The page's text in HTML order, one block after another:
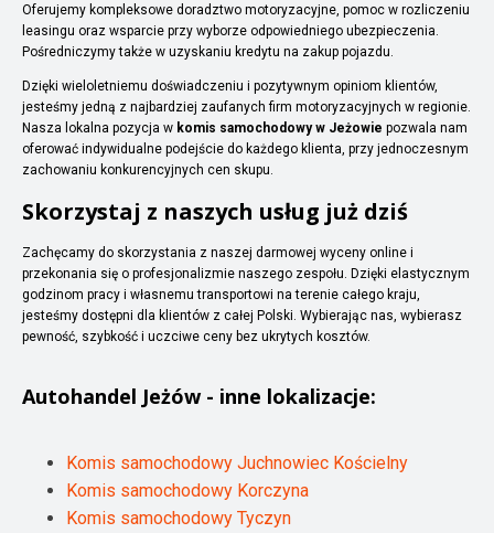
Oferujemy kompleksowe doradztwo motoryzacyjne, pomoc w rozliczeniu
leasingu oraz wsparcie przy wyborze odpowiedniego ubezpieczenia.
Pośredniczymy także w uzyskaniu kredytu na zakup pojazdu.
Dzięki wieloletniemu doświadczeniu i pozytywnym opiniom klientów,
jesteśmy jedną z najbardziej zaufanych firm motoryzacyjnych w regionie.
Nasza lokalna pozycja w komis samochodowy w Jeżowie pozwala nam
oferować indywidualne podejście do każdego klienta, przy jednoczesnym
zachowaniu konkurencyjnych cen skupu.
Skorzystaj z naszych usług już dziś
Zachęcamy do skorzystania z naszej darmowej wyceny online i
przekonania się o profesjonalizmie naszego zespołu. Dzięki elastycznym
godzinom pracy i własnemu transportowi na terenie całego kraju,
jesteśmy dostępni dla klientów z całej Polski. Wybierając nas, wybierasz
pewność, szybkość i uczciwe ceny bez ukrytych kosztów.
Autohandel Jeżów - inne lokalizacje:
Komis samochodowy Juchnowiec Kościelny
Komis samochodowy Korczyna
Komis samochodowy Tyczyn